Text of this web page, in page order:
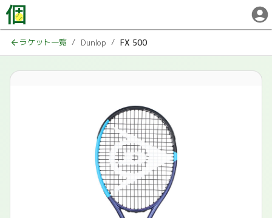
ラケット一覧 / Dunlop / FX 500